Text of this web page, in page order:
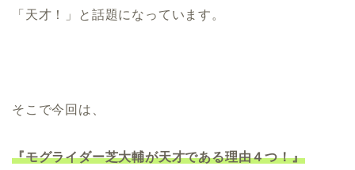
「 天才！」と話題になっています。
そこで今回は、
『モグライダー芝大輔が天才である理由４つ！』